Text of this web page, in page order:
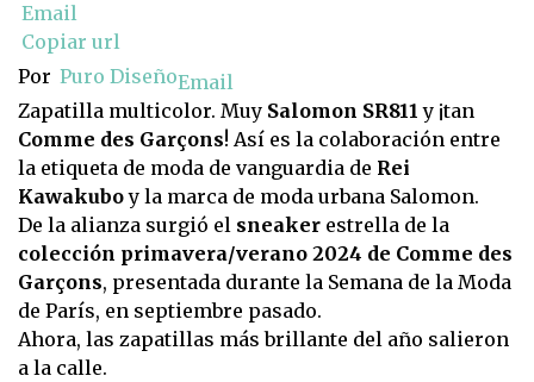
Email
Copiar url
Por Puro DiseñoEmail
Zapatilla multicolor. Muy Salomon SR811 y ¡tan
Comme des Garçons! Así es la colaboración entre
la etiqueta de moda de vanguardia de Rei
Kawakuboy la marca de moda urbana Salomon.
De la alianza surgió el sneaker estrella de la
colección primavera/verano 2024 de Comme des
Garçons, presentada durante la Semana de la Moda
de París, en septiembre pasado.
Ahora, las zapatillas más brillante del año salieron
a la calle.